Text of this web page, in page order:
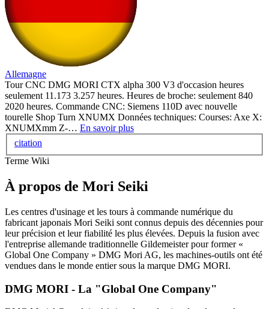
Allemagne
Tour CNC DMG MORI CTX alpha 300 V3 d'occasion heures
seulement 11.173 3.257 heures. Heures de broche: seulement 840
2020 heures. Commande CNC: Siemens 110D avec nouvelle
tourelle Shop Turn XNUMX Données techniques: Courses: Axe X:
XNUMXmm Z-… En savoir plus
citation
Terme Wiki
À propos de Mori Seiki
Les centres d'usinage et les tours à commande numérique du
fabricant japonais Mori Seiki sont connus depuis des décennies pour
leur précision et leur fiabilité les plus élevées. Depuis la fusion avec
l'entreprise allemande traditionnelle Gildemeister pour former «
Global One Company » DMG Mori AG, les machines-outils ont été
vendues dans le monde entier sous la marque DMG MORI.
DMG MORI - La "Global One Company"